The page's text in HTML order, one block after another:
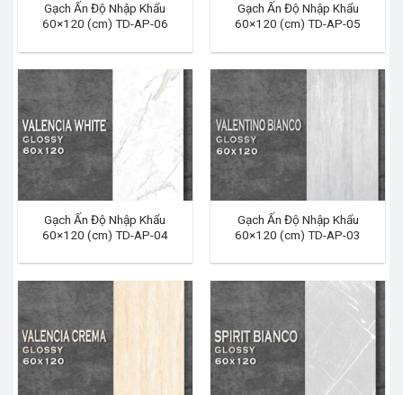
Gạch Ấn Độ Nhập Khẩu
60×120 (cm) TD-AP-06
Gạch Ấn Độ Nhập Khẩu
60×120 (cm) TD-AP-05
Gạch Ấn Độ Nhập Khẩu
60×120 (cm) TD-AP-04
Gạch Ấn Độ Nhập Khẩu
60×120 (cm) TD-AP-03